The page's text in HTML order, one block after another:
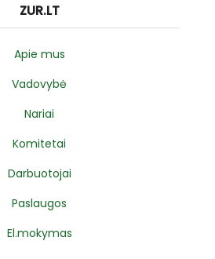
ZUR.LT
Apie mus
Vadovybė
Nariai
Komitetai
Darbuotojai
Paslaugos
El.mokymas